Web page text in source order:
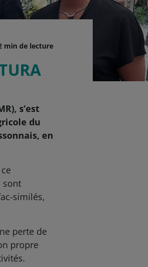
min de lecture
s’est
du
en
sont
similés,
perte de
propre